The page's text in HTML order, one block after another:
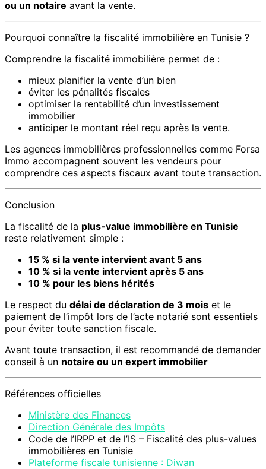
ou un notaire avant la vente.
Pourquoi connaître la fiscalité immobilière en Tunisie ?
Comprendre la fiscalité immobilière permet de :
mieux planifier la vente d’un bien
éviter les pénalités fiscales
optimiser la rentabilité d’un investissement
immobilier
anticiper le montant réel reçu après la vente.
Les agences immobilières professionnelles comme Forsa
Immo accompagnent souvent les vendeurs pour
comprendre ces aspects fiscaux avant toute transaction.
Conclusion
La fiscalité de la plus-value immobilière en Tunisie
reste relativement simple :
15 % si la vente intervient avant 5 ans
10 % si la vente intervient après 5 ans
10 % pour les biens hérités
Le respect du délai de déclaration de 3 mois et le
paiement de l’impôt lors de l’acte notarié sont essentiels
pour éviter toute sanction fiscale.
Avant toute transaction, il est recommandé de demander
conseil à un notaire ou un expert immobilier
Références officielles
Ministère des Finances
Direction Générale des Impôts
Code de l’IRPP et de l’IS – Fiscalité des plus-values
immobilières en Tunisie
Plateforme fiscale tunisienne : Diwan